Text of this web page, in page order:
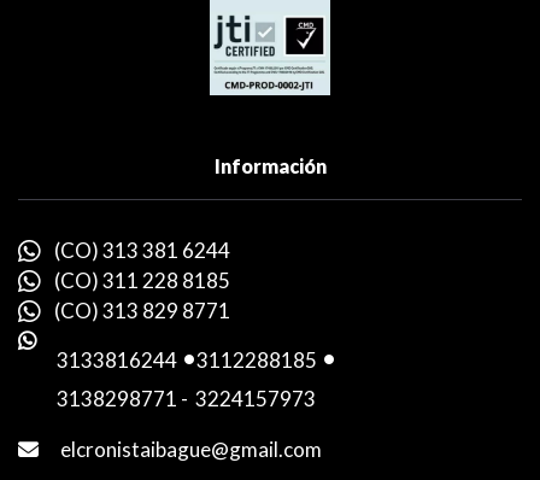
Información
(CO) 313 381 6244
(CO) 311 228 8185
(CO) 313 829 8771
3133816244 -3112288185 -
3138298771 - 3224157973
elcronistaibague@gmail.com